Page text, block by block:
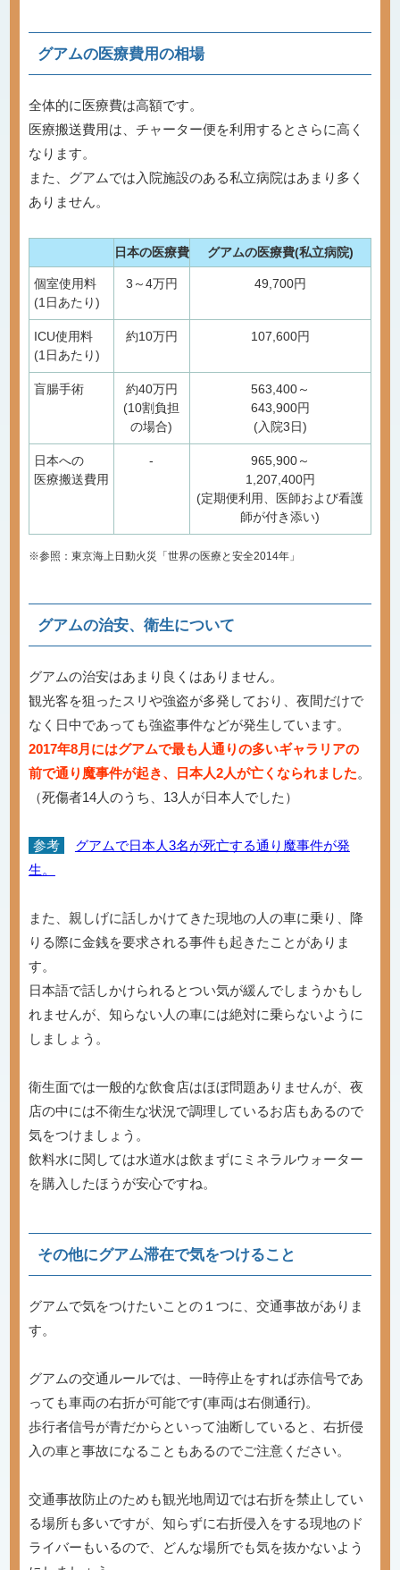
グアムの医療費用の相場
全体的に医療費は高額です。
医療搬送費用は、チャーター便を利用するとさらに高く
なります。
また、グアムでは入院施設のある私立病院はあまり多く
ありません。
日本の医療費 グアムの医療費(私立病院)
個室使用料
(1日あたり)
3～4万円 49,700円
ICU使用料
(1日あたり)
約10万円 107,600円
盲腸手術
約40万円
(10割負担
の場合)
563,400～
643,900円
(入院3日)
日本への
医療搬送費用
-
965,900～
1,207,400円
(定期便利用、医師および看護
師が付き添い)
※参照：東京海上日動火災「世界の医療と安全2014年」
グアムの治安、衛生について
グアムの治安はあまり良くはありません。
観光客を狙ったスリや強盗が多発しており、夜間だけで
なく日中であっても強盗事件などが発生しています。
2017年8月にはグアムで最も人通りの多いギャラリアの
前で通り魔事件が起き、日本人2人が亡くなられました。
（死傷者14人のうち、13人が日本人でした）
参考
グアムで日本人3名が死亡する通り魔事件が発
生。
また、親しげに話しかけてきた現地の人の車に乗り、降
りる際に金銭を要求される事件も起きたことがありま
す。
日本語で話しかけられるとつい気が緩んでしまうかもし
れませんが、知らない人の車には絶対に乗らないように
しましょう。
衛生面では一般的な飲食店はほぼ問題ありませんが、夜
店の中には不衛生な状況で調理しているお店もあるので
気をつけましょう。
飲料水に関しては水道水は飲まずにミネラルウォーター
を購入したほうが安心ですね。
その他にグアム滞在で気をつけること
グアムで気をつけたいことの１つに、交通事故がありま
す。
グアムの交通ルールでは、一時停止をすれば赤信号であ
っても車両の右折が可能です(車両は右側通行)。
歩行者信号が青だからといって油断していると、右折侵
入の車と事故になることもあるのでご注意ください。
交通事故防止のためも観光地周辺では右折を禁止してい
る場所も多いですが、知らずに右折侵入をする現地のド
ライバーもいるので、どんな場所でも気を抜かないよう